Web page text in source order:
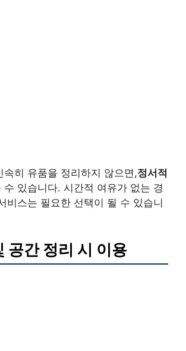
속히 유품을 정리하지 않으면,정서적
수 있습니다. 시간적 여유가 없는 경
비스는 필요한 선택이 될 수 있습니
공간 정리 시 이용